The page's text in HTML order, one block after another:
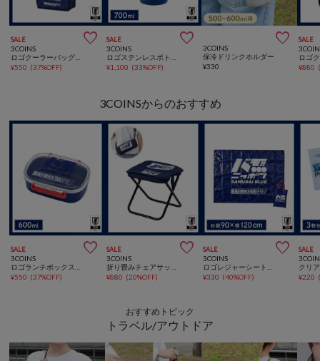
SALE 
3COINS
¥550 (37%OFF)
SALE 
3COINS
¥1,100 (33%OFF)

3COINS
保冷ドリンクホルダー
¥330
SALE
¥880
3COINSからのおすすめ
SALE 
3COINS
¥550 (37%OFF)
SALE 
3COINS
¥880 (20%OFF)
SALE 
3COINS
¥330 (40%OFF)
SALE
¥220
おすすめトピック
トラベル/アウトドア